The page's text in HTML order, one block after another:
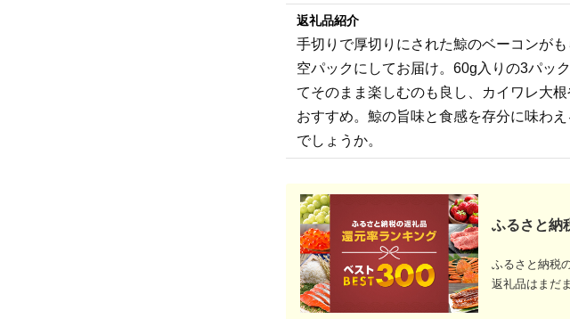
返礼品紹介
手切りで厚切りにされた鯨のベーコンが
空パックにしてお届け。60g入りの3パッ
てそのまま楽しむのも良し、カイワレ大
おすすめ。鯨の旨味と食感を存分に味わ
でしょうか。
ふるさと納
ふるさと納税
返礼品はまだ